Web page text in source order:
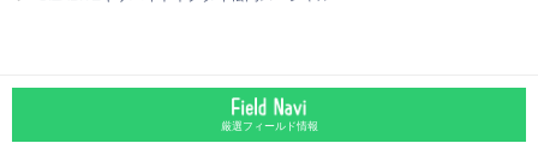
厳選フィールド情報